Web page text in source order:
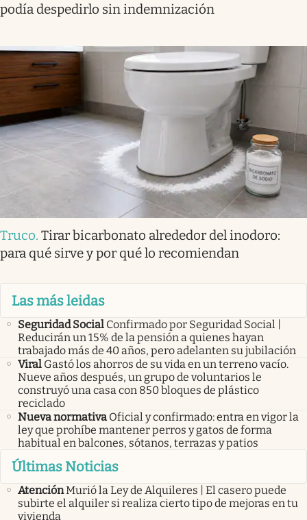
podía despedirlo sin indemnización
Truco. Tirar bicarbonato alrededor del inodoro:
para qué sirve y por qué lo recomiendan
Las más leidas
Seguridad Social Confirmado por Seguridad Social |
Reducirán un 15% de la pensión a quienes hayan
trabajado más de 40 años, pero adelanten su jubilación
Viral Gastó los ahorros de su vida en un terreno vacío.
Nueve años después, un grupo de voluntarios le
construyó una casa con 850 bloques de plástico
reciclado
Nueva normativa Oficial y confirmado: entra en vigor la
ley que prohíbe mantener perros y gatos de forma
habitual en balcones, sótanos, terrazas y patios
Últimas Noticias
AtenciónMurió la Ley de Alquileres | El casero puede
subirte el alquiler si realiza cierto tipo de mejoras en tu
vivienda